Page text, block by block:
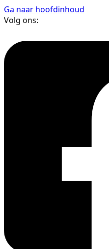
Ga naar hoofdinhoud
Volg ons: